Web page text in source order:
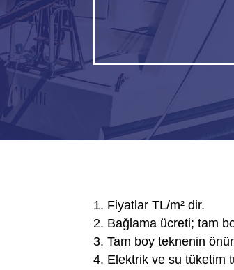
Fiyatlar TL/m² dir.
Bağlama ücreti; tam
Tam boy teknenin
Elektrik ve su tüketim